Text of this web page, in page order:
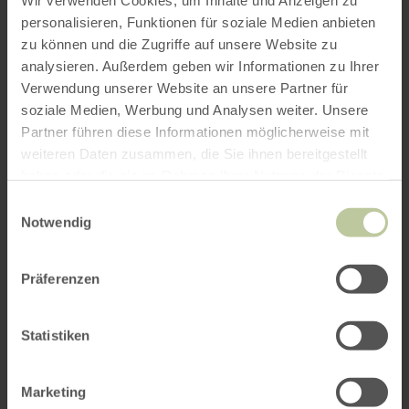
personalisieren, Funktionen für soziale Medien anbieten
zu können und die Zugriffe auf unsere Website zu
analysieren. Außerdem geben wir Informationen zu Ihrer
Verwendung unserer Website an unsere Partner für
soziale Medien, Werbung und Analysen weiter. Unsere
Partner führen diese Informationen möglicherweise mit
weiteren Daten zusammen, die Sie ihnen bereitgestellt
Notwendig
Präferenzen
Statistiken
Marketing
2. September 2026
Um 14:00 Uhr
3. September 2026
Um 14:00 Uhr
4. September 2026
Um 14:00 Uhr
Um 14:00 Uhr
Um 14:00 Uhr
Um 14:00 Uhr
Um 14:00 Uhr
ROUTE PLANEN
Weitere Veranstaltungen